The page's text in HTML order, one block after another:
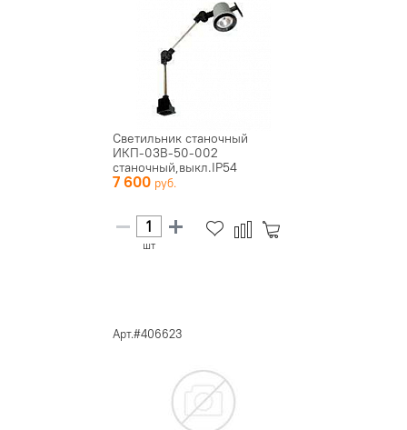
Светильник станочный
ИКП-03В-50-002
станочный,выкл.IP54
(77700865)
7 600
шт
Арт.#406623